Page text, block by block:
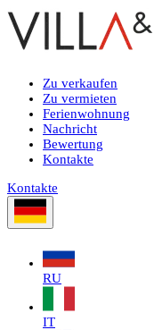
Zu verkaufen
Zu vermieten
Ferienwohnung
Nachricht
Bewertung
Kontakte
Kontakte
RU
IT